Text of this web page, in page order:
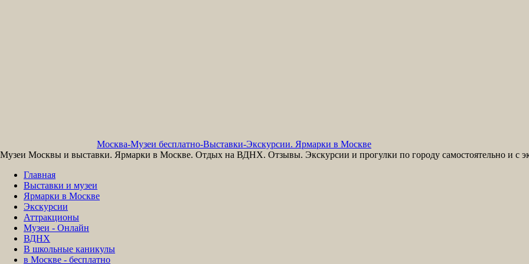
Москва-Музеи бесплатно-Выставки-Экскурсии. Ярмарки в Москве
Музеи Москвы и выставки. Ярмарки в Москве. Отдых на ВДНХ. Отзывы. Экскурсии и прогулки по городу самостоятельно и с
Главная
Выставки и музеи
Ярмарки в Москве
Экскурсии
Аттракционы
Музеи - Онлайн
ВДНХ
В школьные каникулы
в Москве - бесплатно